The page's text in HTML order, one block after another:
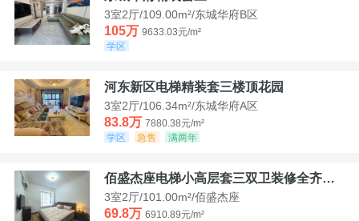
3室2厅/109.00m²/东城华府B区
105万 9633.03元/m²
学区
河东新区电梯精装套三楼顶花园
3室2厅/106.34m²/东城华府A区
83.8万 7880.38元/m²
学区
急售 满两年
佰盛杰座电梯小高层套三双卫装修全齐诚意出售
3室2厅/101.00m²/佰盛杰座
69.8万 6910.89元/m²